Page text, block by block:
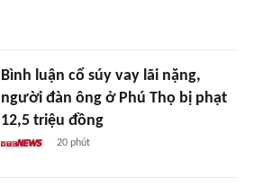
Bình luận cổ súy vay lãi nặng,
người đàn ông ở Phú Thọ bị phạt
12,5 triệu đồng
20 phút